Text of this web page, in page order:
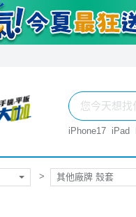
iPhone17 iPad
其他廠牌 殼套